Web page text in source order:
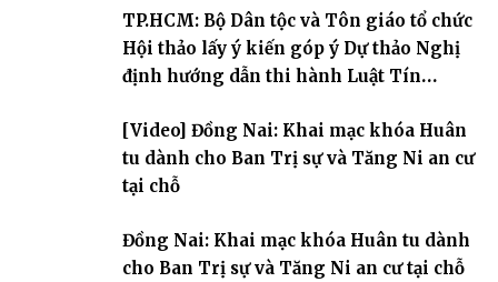
chỗ khu vực VII, VIII và trường hạ chùa Quốc Ân Khải Tường.
TP.HCM: Bộ Dân tộc và Tôn giáo tổ chức
Hội thảo lấy ý kiến góp ý Dự thảo Nghị
định hướng dẫn thi hành Luật Tín
[Video] Đồng Nai: Khai mạc khóa Huân
tu dành cho Ban Trị sự và Tăng Ni an cư
tại chỗ
Đồng Nai: Khai mạc khóa Huân tu dành
cho Ban Trị sự và Tăng Ni an cư tại chỗ